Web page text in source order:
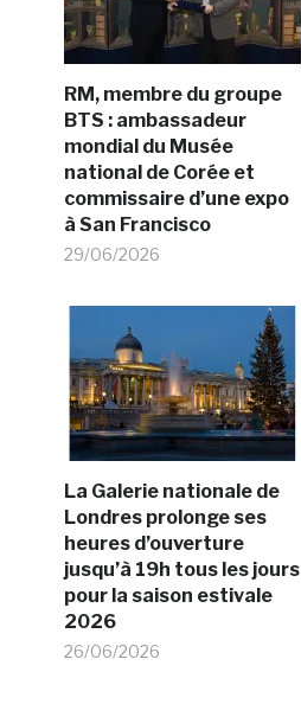
RM, membre du groupe
BTS : ambassadeur
mondial du Musée
national de Corée et
commissaire d’une expo
à San Francisco
29/06/2026
La Galerie nationale de
Londres prolonge ses
heures d’ouverture
jusqu’à 19h tous les jours
pour la saison estivale
2026
26/06/2026